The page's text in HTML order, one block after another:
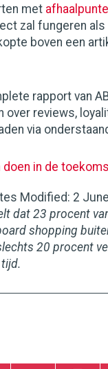
met
zal fungeren als
boven een
rapport van
over reviews,
via
doen in de
Modified: 2
dat 23 procent
shopping
20 procent